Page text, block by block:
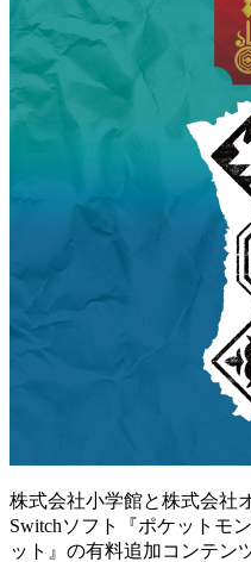
株式会社小学館と株式会社
Switchソフト『ポケットモ
ット』の有料追加コンテン